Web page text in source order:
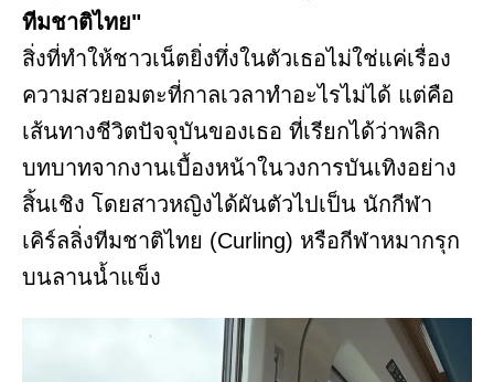
ทีมชาติไทย"
สิ่งที่ทำให้ชาวเน็ตยิ่งทึ่งในตัวเธอไม่ใช่แค่เรื่อง
ความสวยอมตะที่กาลเวลาทำอะไรไม่ได้ แต่คือ
เส้นทางชีวิตปัจจุบันของเธอ ที่เรียกได้ว่าพลิก
บทบาทจากงานเบื้องหน้าในวงการบันเทิงอย่าง
สิ้นเชิง โดยสาวหญิงได้ผันตัวไปเป็น นักกีฬา
เคิร์ลลิ่งทีมชาติไทย (Curling) หรือกีฬาหมากรุก
บนลานน้ำแข็ง